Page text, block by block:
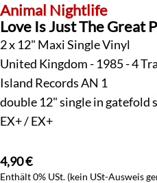
Animal Nightlife
Love Is Just The Great
2 x 12" Maxi Single Vinyl
United Kingdom - 1985 - 4
Island Records AN 1
double 12" single in gatefold
EX+ / EX+
4,90€
Enthält 0% USt. (kein USt-Ausweis